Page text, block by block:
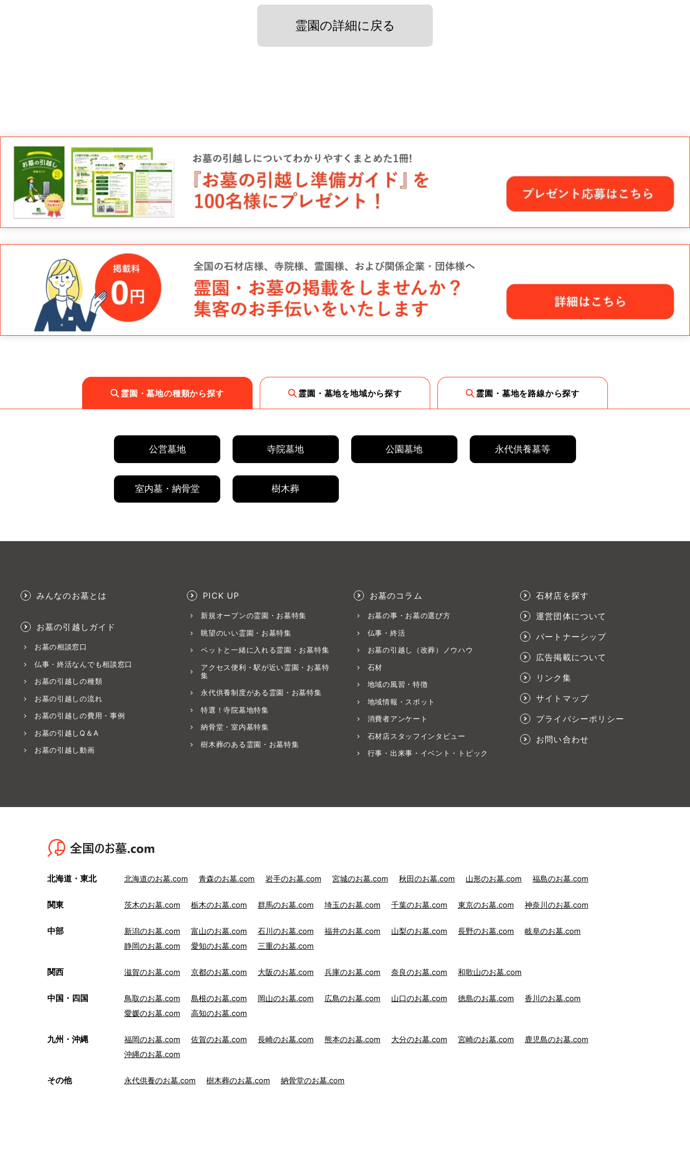
霊園の詳細に戻る
霊園・墓地の種類から探す 霊園・墓地を地域から探す 霊園・墓地を路線から探す
公営墓地 寺院墓地 公園墓地 永代供養墓等
室内墓・納骨堂 樹木葬
みんなのお墓とは
お墓の引越しガイド
お墓の相談窓口
仏事・終活なんでも相談窓口
お墓の引越しの種類
お墓の引越しの流れ
お墓の引越しの費用・事例
お墓の引越しQ＆A
お墓の引越し動画
PICK UP
新規オープンの霊園・お墓特集
眺望のいい霊園・お墓特集
ペットと一緒に入れる霊園・お墓特集
アクセス便利・駅が近い霊園・お墓特
集
永代供養制度がある霊園・お墓特集
特選！寺院墓地特集
納骨堂・室内墓特集
樹木葬のある霊園・お墓特集
お墓のコラム
お墓の事・お墓の選び方
仏事・終活
お墓の引越し（改葬）ノウハウ
石材
地域の風習・特徴
地域情報・スポット
消費者アンケート
石材店スタッフインタビュー
行事・出来事・イベント・トピック
石材店を探す
運営団体について
パートナーシップ
広告掲載について
リンク集
サイトマップ
プライバシーポリシー
お問い合わせ
北海道・東北 北海道のお墓.com 青森のお墓.com 岩手のお墓.com 宮城のお墓.com 秋田のお墓.com 山形のお墓.com 福島のお墓.com
関東 茨木のお墓.com 栃木のお墓.com 群馬のお墓.com 埼玉のお墓.com 千葉のお墓.com 東京のお墓.com 神奈川のお墓.com
中部 新潟のお墓.com 富山のお墓.com 石川のお墓.com 福井のお墓.com 山梨のお墓.com 長野のお墓.com
岐阜のお墓.com
静岡のお墓.com
愛知のお墓.com 三重のお墓.com
関西 滋賀のお墓.com 京都のお墓.com 大阪のお墓.com 兵庫のお墓.com 奈良のお墓.com 和歌山のお墓.com
中国・四国 鳥取のお墓.com 島根のお墓.com 岡山のお墓.com 広島のお墓.com 山口のお墓.com 徳島のお墓.com
香川のお墓.com
愛媛のお墓.com
高知のお墓.com
九州・沖縄 福岡のお墓.com 佐賀のお墓.com 長崎のお墓.com 熊本のお墓.com 大分のお墓.com 宮崎のお墓.com
鹿児島のお墓.com
沖縄のお墓.com
その他 永代供養のお墓.com 樹木葬のお墓.com 納骨堂のお墓.com